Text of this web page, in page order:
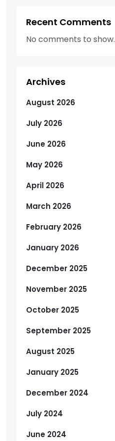
Recent Comments
No comments to show.
Archives
August 2026
July 2026
June 2026
May 2026
April 2026
March 2026
February 2026
January 2026
December 2025
November 2025
October 2025
September 2025
August 2025
January 2025
December 2024
July 2024
June 2024